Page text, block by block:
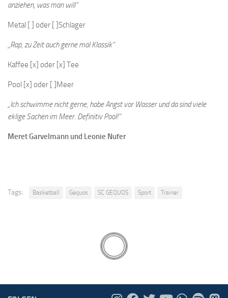
anziehen, was man will“
Metal [ ] oder [ ]Schlager
„Rap, zu Zeit auch gerne mal Klassik“
Kaffee [x] oder [x] Tee
Pool [x] oder [ ]Meer
„Ich schwimme nicht gerne, habe Angst vor Wasser und da sind viele
eklige Sachen im Meer. Definitiv Pool!“
Meret Garvelmann und Leonie Nufer
Tags: Basketball Gequos SC GEQUOS Sport Trainer